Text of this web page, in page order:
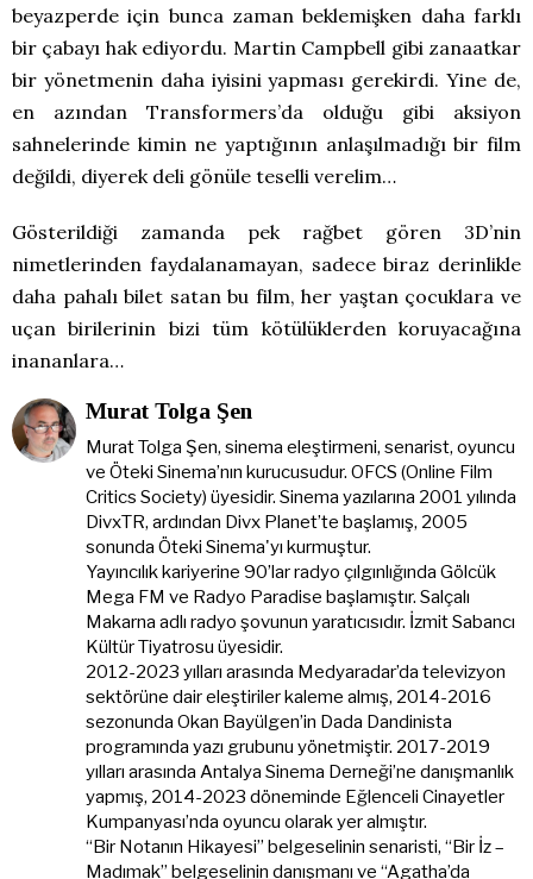
beyazperde için bunca zaman beklemişken daha farklı
bir çabayı hak ediyordu. Martin Campbell gibi zanaatkar
bir yönetmenin daha iyisini yapması gerekirdi. Yine de,
en azından Transformers’da olduğu gibi aksiyon
sahnelerinde kimin ne yaptığının anlaşılmadığı bir film
değildi, diyerek deli gönüle teselli verelim…
Gösterildiği zamanda pek rağbet gören 3D’nin
nimetlerinden faydalanamayan, sadece biraz derinlikle
daha pahalı bilet satan bu film, her yaştan çocuklara ve
uçan birilerinin bizi tüm kötülüklerden koruyacağına
inananlara…
Murat Tolga Şen
Murat Tolga Şen, sinema eleştirmeni, senarist, oyuncu
ve Öteki Sinema’nın kurucusudur. OFCS (Online Film
Critics Society) üyesidir. Sinema yazılarına 2001 yılında
DivxTR, ardından Divx Planet’te başlamış, 2005
sonunda Öteki Sinema'yı kurmuştur.
Yayıncılık kariyerine 90’lar radyo çılgınlığında Gölcük
Mega FM ve Radyo Paradise başlamıştır. Salçalı
Makarna adlı radyo şovunun yaratıcısıdır. İzmit Sabancı
Kültür Tiyatrosu üyesidir.
2012-2023 yılları arasında Medyaradar’da televizyon
sektörüne dair eleştiriler kaleme almış, 2014-2016
sezonunda Okan Bayülgen’in Dada Dandinista
programında yazı grubunu yönetmiştir. 2017-2019
yılları arasında Antalya Sinema Derneği’ne danışmanlık
yapmış, 2014-2023 döneminde Eğlenceli Cinayetler
Kumpanyası’nda oyuncu olarak yer almıştır.
“Bir Notanın Hikayesi” belgeselinin senaristi, “Bir İz –
Madımak” belgeselinin danışmanı ve “Agatha’da